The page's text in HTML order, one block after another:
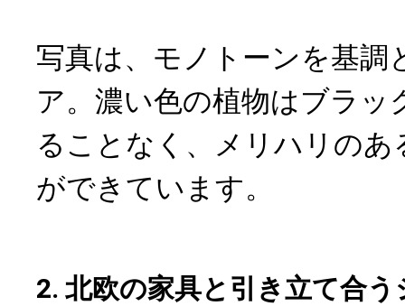
写真は、モノトーンを基調
ア。濃い色の植物はブラッ
ることなく、メリハリのあ
ができています。
2. 北欧の家具と引き立て合